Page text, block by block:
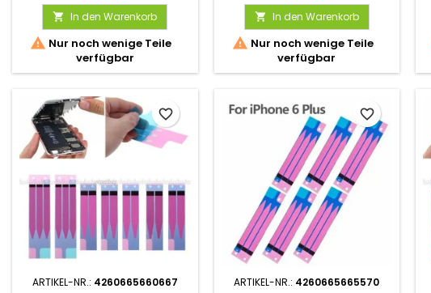
 In den Warenkorb
 Nur noch wenige Teile
verfügbar
 In den Warenkorb
 Nur noch wenige Teile
verfügbar
ARTIKEL-NR.: 4260665660667
favorite_border
ARTIKEL-NR.: 4260665665570
favorite_border